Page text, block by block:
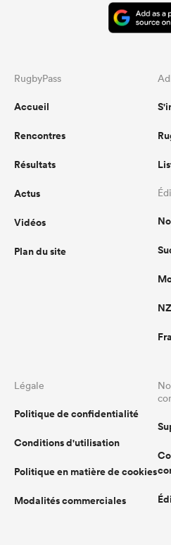
RugbyPass
Accueil
Rencontres
Résultats
Actus
Vidéos
Plan du site
NZ
Légale
Politique de confidentialité
Conditions d'utilisation
Politique en matière de cookies
Modalités commerciales